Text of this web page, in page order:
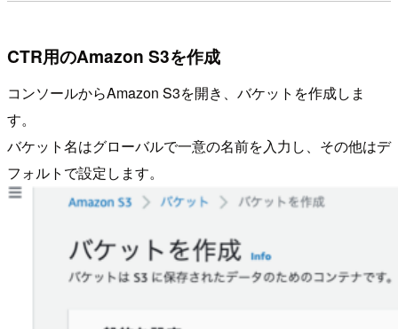
CTR用のAmazon S3を作成
コンソールからAmazon S3を開き、バケットを作成しま
す。
バケット名はグローバルで一意の名前を入力し、その他はデ
フォルトで設定します。